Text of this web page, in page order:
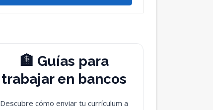
🏦 Guías para
trabajar en bancos
Descubre cómo enviar tu currículum a